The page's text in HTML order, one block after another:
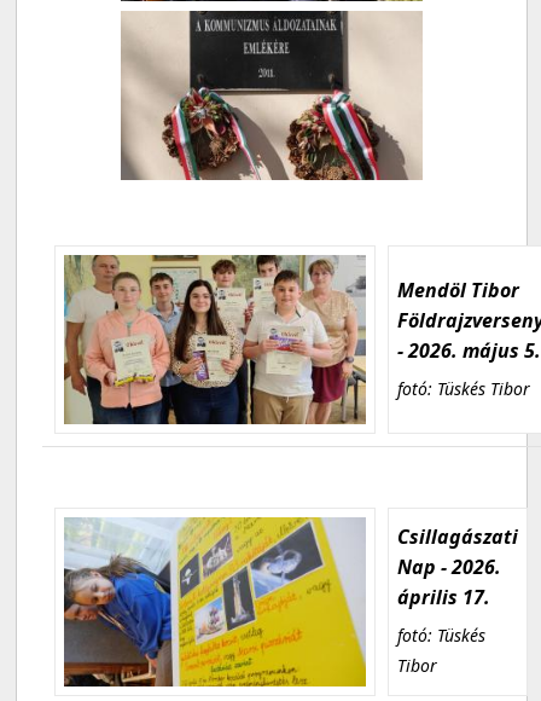
Mendöl Tibor
- 2026. május 5.
fotó: Tüskés Tibor
Csillagászati
Nap - 2026.
április 17.
fotó: Tüskés
Tibor